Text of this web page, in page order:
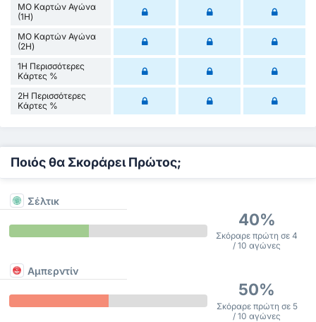
ΜΟ Καρτών Αγώνα
(1Η)
ΜΟ Καρτών Αγώνα
(2Η)
1Η Περισσότερες
Κάρτες %
2Η Περισσότερες
Κάρτες %
Ποιός θα Σκοράρει Πρώτος;
Σέλτικ
40%
Σκόραρε πρώτη σε 4
/ 10 αγώνες
Αμπερντίν
50%
Σκόραρε πρώτη σε 5
/ 10 αγώνες